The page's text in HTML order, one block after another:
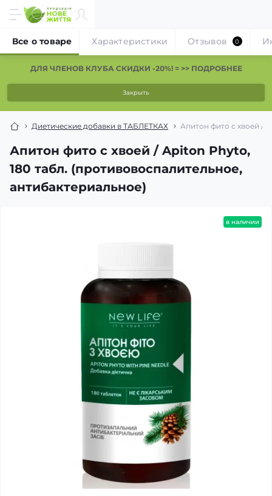
ДЛЯ ЧЛЕНОВ КЛУБА СКИДКИ -20%! = >> ПОДРОБНЕЕ
Закрыть
Диетические добавки в ТАБЛЕТКАХ Апитон фито с хвоей /
Апитон фито с хвоей / Apiton Phyto,
180 табл. (противовоспалительное,
антибактериальное)
Все о товаре Характеристики Отзывов 0
в наличии